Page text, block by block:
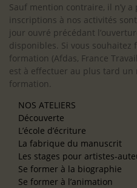
Sauf mention contraire, il n’y a
inscriptions à nos activités
jour ouvré précédant
disponibles. Si vous
formation (Afdas, France
est à effectuer au plus tard un
formation.
NOS ATELIERS
Découverte
L’école d’écriture
La fabrique du manuscrit
Les stages pour artistes-
Se former à la biographie
Se former à l’animation